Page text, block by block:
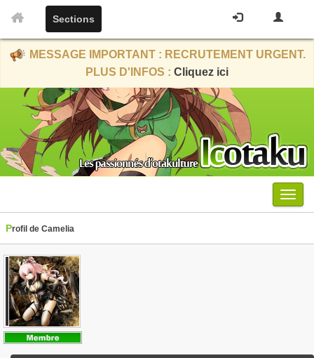
Sections
MESSAGE IMPORTANT : RECRUTEMENT URGENT.
PLUS D'INFOS : Cliquez ici
Menu
Profil de Camelia